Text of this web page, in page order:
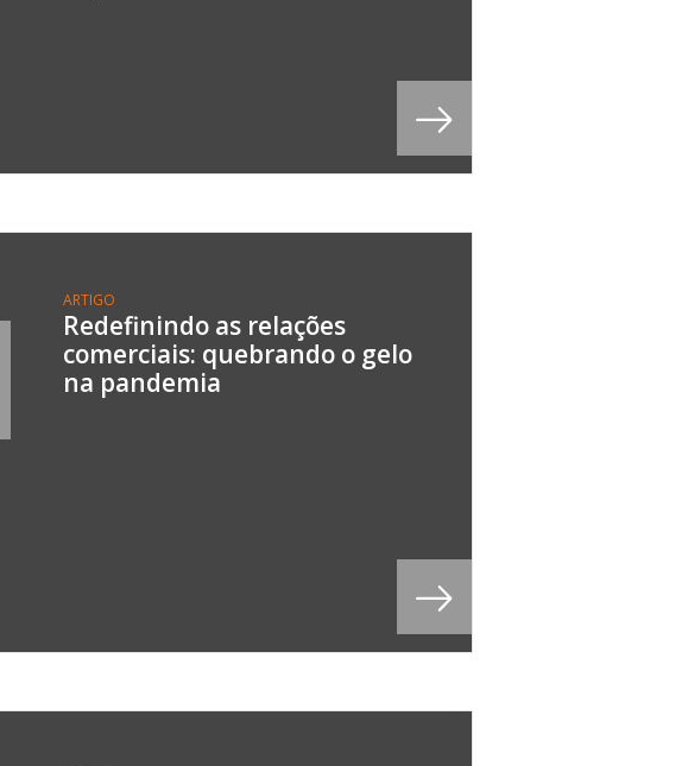
ARTIGO
Redefinindo as relações
comerciais: quebrando o gelo
na pandemia